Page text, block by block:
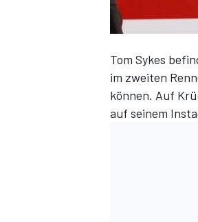
Tom Sykes
im zweiten
können. Auf
auf seinem